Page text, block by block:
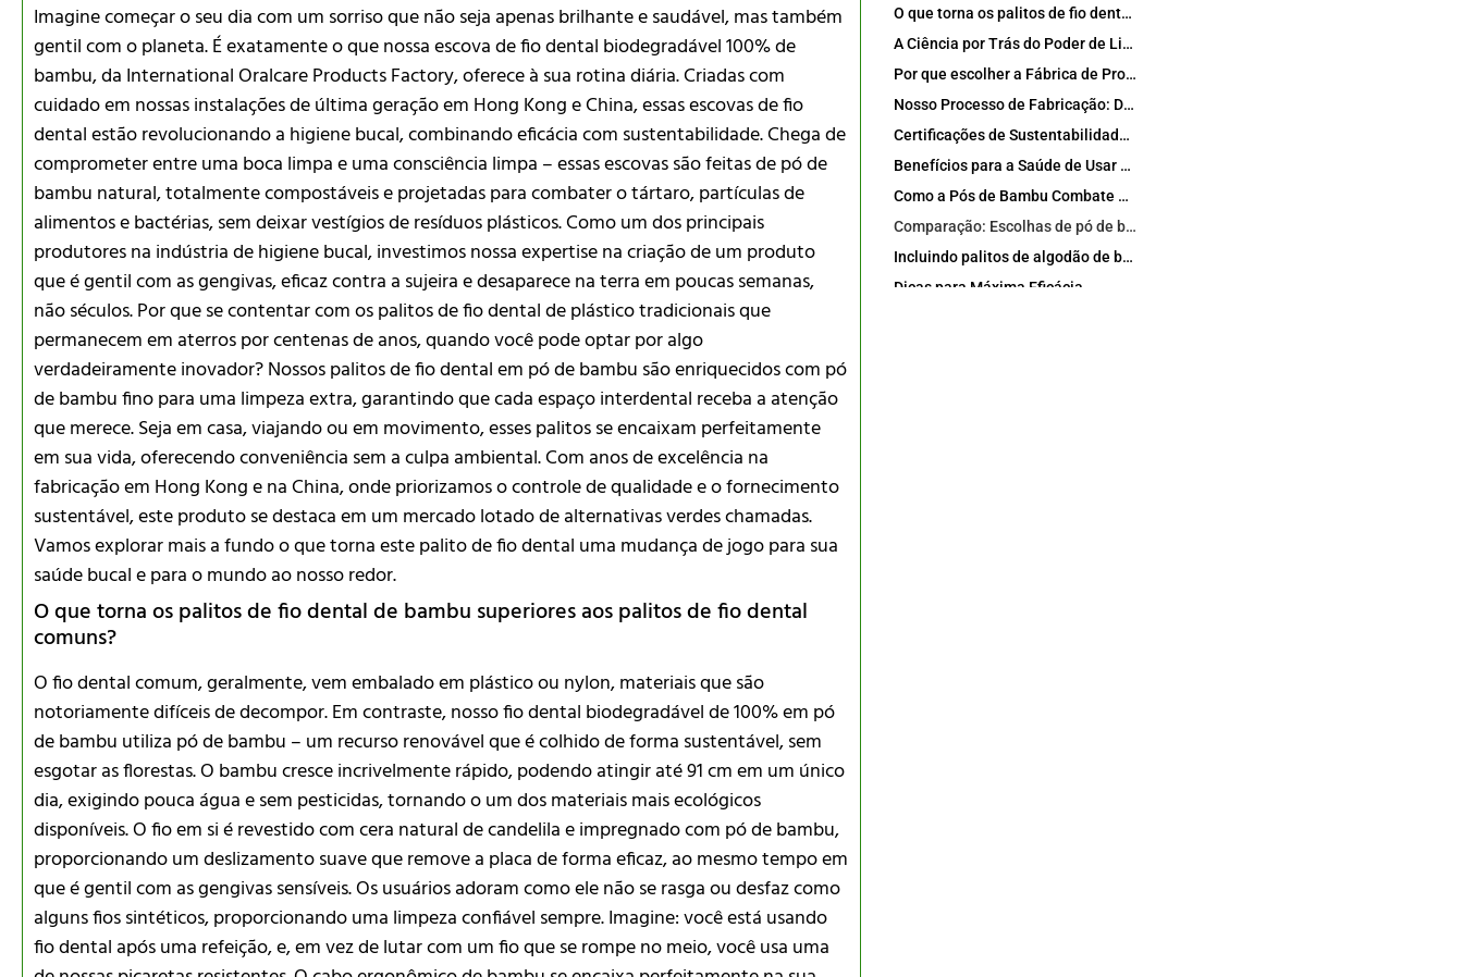
Imagine começar o seu dia com um sorriso que não seja apenas brilhante e saudável, mas também
gentil com o planeta. É exatamente o que nossa escova de fio dental biodegradável 100% de
bambu, da International Oralcare Products Factory, oferece à sua rotina diária. Criadas com
cuidado em nossas instalações de última geração em Hong Kong e China, essas escovas de fio
dental estão revolucionando a higiene bucal, combinando eficácia com sustentabilidade. Chega de
comprometer entre uma boca limpa e uma consciência limpa – essas escovas são feitas de pó de
bambu natural, totalmente compostáveis e projetadas para combater o tártaro, partículas de
alimentos e bactérias, sem deixar vestígios de resíduos plásticos. Como um dos principais
produtores na indústria de higiene bucal, investimos nossa expertise na criação de um produto
que é gentil com as gengivas, eficaz contra a sujeira e desaparece na terra em poucas semanas,
não séculos. Por que se contentar com os palitos de fio dental de plástico tradicionais que
permanecem em aterros por centenas de anos, quando você pode optar por algo
verdadeiramente inovador? Nossos palitos de fio dental em pó de bambu são enriquecidos com pó
de bambu fino para uma limpeza extra, garantindo que cada espaço interdental receba a atenção
que merece. Seja em casa, viajando ou em movimento, esses palitos se encaixam perfeitamente
em sua vida, oferecendo conveniência sem a culpa ambiental. Com anos de excelência na
fabricação em Hong Kong e na China, onde priorizamos o controle de qualidade e o fornecimento
sustentável, este produto se destaca em um mercado lotado de alternativas verdes chamadas.
Vamos explorar mais a fundo o que torna este palito de fio dental uma mudança de jogo para sua
saúde bucal e para o mundo ao nosso redor.
O que torna os palitos de fio dental de bambu superiores aos palitos de fio dental
comuns?
O fio dental comum, geralmente, vem embalado em plástico ou nylon, materiais que são
notoriamente difíceis de decompor. Em contraste, nosso fio dental biodegradável de 100% em pó
de bambu utiliza pó de bambu – um recurso renovável que é colhido de forma sustentável, sem
esgotar as florestas. O bambu cresce incrivelmente rápido, podendo atingir até 91 cm em um único
dia, exigindo pouca água e sem pesticidas, tornando o um dos materiais mais ecológicos
disponíveis. O fio em si é revestido com cera natural de candelila e impregnado com pó de bambu,
proporcionando um deslizamento suave que remove a placa de forma eficaz, ao mesmo tempo em
que é gentil com as gengivas sensíveis. Os usuários adoram como ele não se rasga ou desfaz como
alguns fios sintéticos, proporcionando uma limpeza confiável sempre. Imagine: você está usando
fio dental após uma refeição, e, em vez de lutar com um fio que se rompe no meio, você usa uma
O que torna os palitos de fio dental de bambu superiores aos palitos de fio dental comuns?
A Ciência por Trás do Poder de Limpeza da Farinha de Bambu
Por que escolher a Fábrica de Produtos de Higiene Bucal Internacional para suas opções de palitos de bambu?
Nosso Processo de Fabricação: Da Floresta de Bambu ao Seu Banheiro
Certificações de Sustentabilidade e Impacto Global
Benefícios para a Saúde de Usar Palitos de Fio Dental de Bambu Diariamente
Como a Pós de Bambu Combate a Placa e as Bactérias
Comparação: Escolhas de pó de bambu vs. fio dental tradicional de plástico
Incluindo palitos de algodão de bambu na sua rotina de higiene bucal
Dicas para Máxima Eficácia